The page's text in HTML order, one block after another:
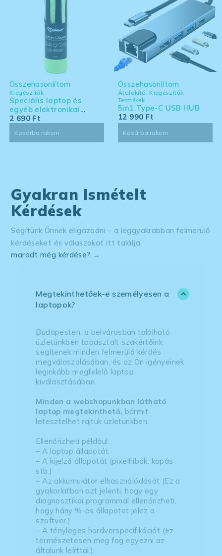
Kiegészítők
Speciális laptop és
egyéb elektronikai
eszköz tisztító készlet -
Összehasonlítom
2 690 Ft
Kosárba rakom
Átalakító, Kiegészítők,
Termékek
5in1 Type-C USB HUB
Összehasonlítom
12 990 Ft
Kosárba rakom
Gyakran Ismételt
Kérdések
Segítünk Önnek eligazodni – a leggyakrabban felmerülő
kérdéseket és válaszokat itt találja.
maradt még kérdése? →
Megtekinthetőek-e személyesen a
laptopok?
Budapesten, a belvárosban található
üzletünkben tapasztalt szakértőink
segítenek minden felmerülő kérdés
megválaszolásában, és az Ön igényeinek
leginkább megfelelő laptop
kiválasztásában.
Minden a webshopunkban látható
laptop megtekinthető, bármit
letesztelhet rajtuk üzletünkben.
Ellenőrizheti például:
– A laptop állapotát
– A kijelző állapotát (pixelhibák, kopás
stb.)
– Az akkumulátor elhasználódását (Ez a
gyakorlatban azt jelenti, hogy egy
diagnosztikai programmal ellenőrizheti,
hogy hány %-os állapotot jelez a
szoftver.)
– A tényleges hardverspecifikációt (Ez
természetesen meg fog egyezni az
általunk leírttal.)